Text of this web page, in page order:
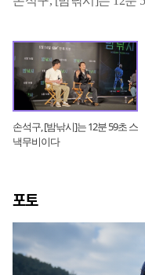
손석구, [밤낚시]는 12분 59초 스
낵무비이다
포토